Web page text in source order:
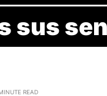
sus
READ